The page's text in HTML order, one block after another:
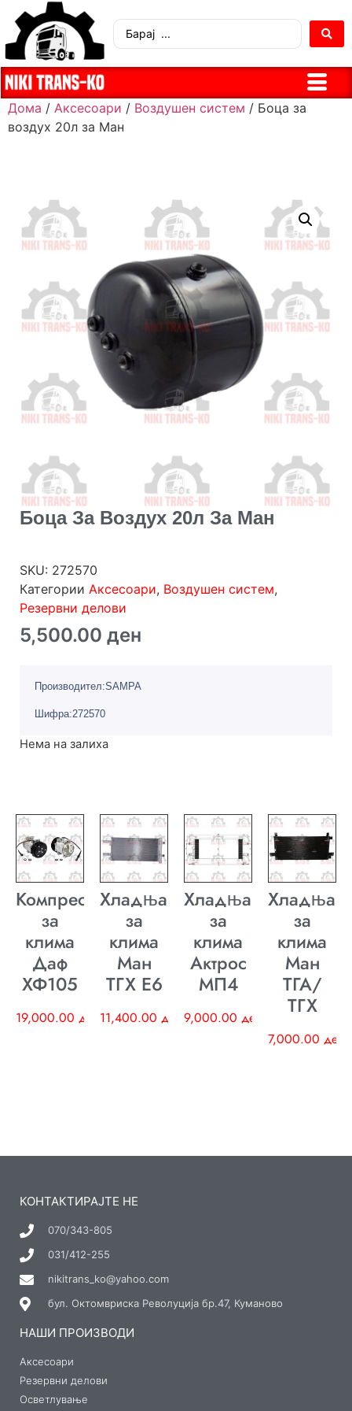
Дома / Аксесоари / Воздушен систем / Боца за
воздух 20л за Ман
Боца За Воздух 20л За Ман
SKU: 272570
Категории Аксесоари, Воздушен систем,
Резервни делови
5,500.00 ден
Производител:SAMPA
Шифра:272570
Нема на залиха
Компресор
за
клима
Даф
ХФ105
19,000.00 ден
Хладњак
за
клима
Ман
ТГХ E6
11,400.00 ден
Хладњак
за
клима
Актрос
МП4
9,000.00 ден
Хладњак
за
клима
Ман
ТГА/
ТГХ
7,000.00 ден
КОНТАКТИРАЈТЕ НЕ
070/343-805
031/412-255
nikitrans_ko@yahoo.com
бул. Октомвриска Револуција бр.47, Куманово
НАШИ ПРОИЗВОДИ
Аксесоари
Резервни делови
Осветлување